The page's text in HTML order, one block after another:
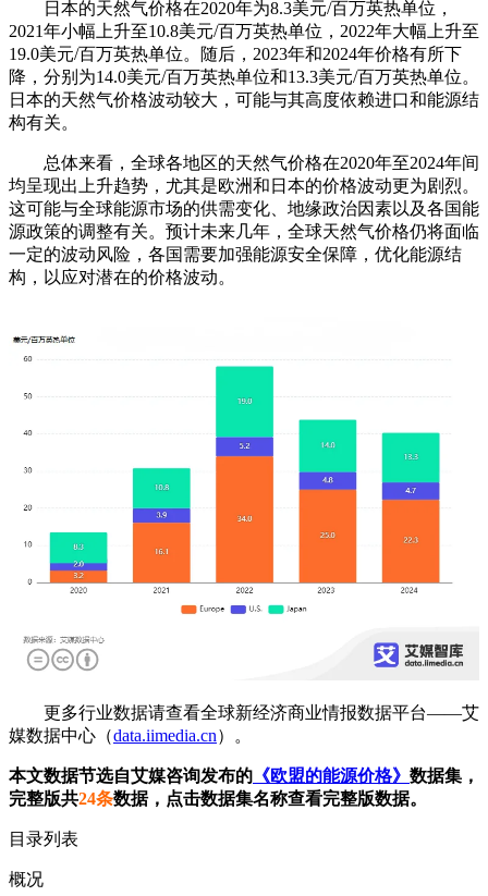
日本的天然气价格在2020年为8.3美元/百万英热单位，
2021年小幅上升至10.8美元/百万英热单位，2022年大幅上升至
19.0美元/百万英热单位。随后，2023年和2024年价格有所下
降，分别为14.0美元/百万英热单位和13.3美元/百万英热单位。
日本的天然气价格波动较大，可能与其高度依赖进口和能源结
构有关。
总体来看，全球各地区的天然气价格在2020年至2024年间
均呈现出上升趋势，尤其是欧洲和日本的价格波动更为剧烈。
这可能与全球能源市场的供需变化、地缘政治因素以及各国能
源政策的调整有关。预计未来几年，全球天然气价格仍将面临
一定的波动风险，各国需要加强能源安全保障，优化能源结
构，以应对潜在的价格波动。
更多行业数据请查看全球新经济商业情报数据平台——艾
媒数据中心（data.iimedia.cn）。
本文数据节选自艾媒咨询发布的 《欧盟的能源价格》 数据集，
完整版共24条数据，点击数据集名称查看完整版数据。
目录列表
概况